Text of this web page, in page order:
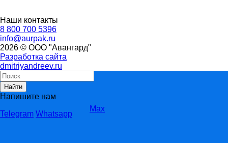
Наши контакты
8 800 700 5396
info@aurpak.ru
2026 © ООО "Авангард"
Разработка сайта
dmitriyandreev.ru
Найти
Напишите нам
Telegram Whatsapp
Max